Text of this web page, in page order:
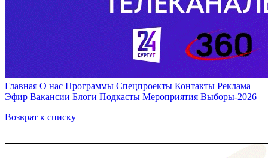
Главная О нас Программы Спецпроекты Контакты Реклама
Эфир Вакансии Блоги Подкасты Мероприятия Выборы-2026
Возврат к списку